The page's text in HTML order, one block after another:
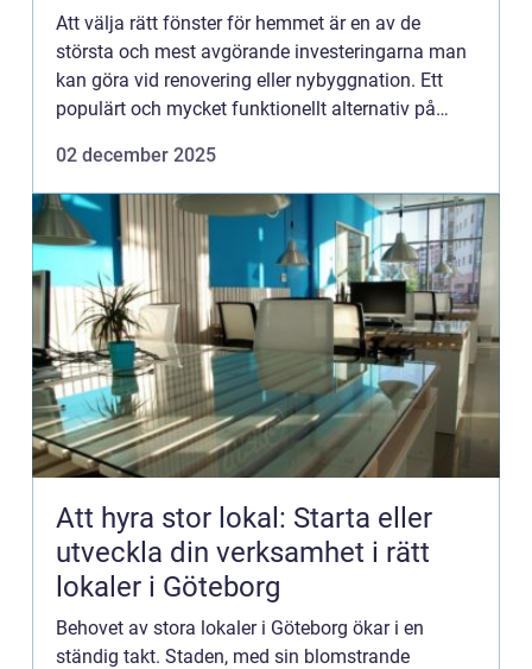
Att välja rätt fönster för hemmet är en av de
största och mest avgörande investeringarna man
kan göra vid renovering eller nybyggnation. Ett
populärt och mycket funktionellt alternativ på
02 december 2025
Att hyra stor lokal: Starta eller
utveckla din verksamhet i rätt
lokaler i Göteborg
Behovet av stora lokaler i Göteborg ökar i en
ständig takt. Staden, med sin blomstrande